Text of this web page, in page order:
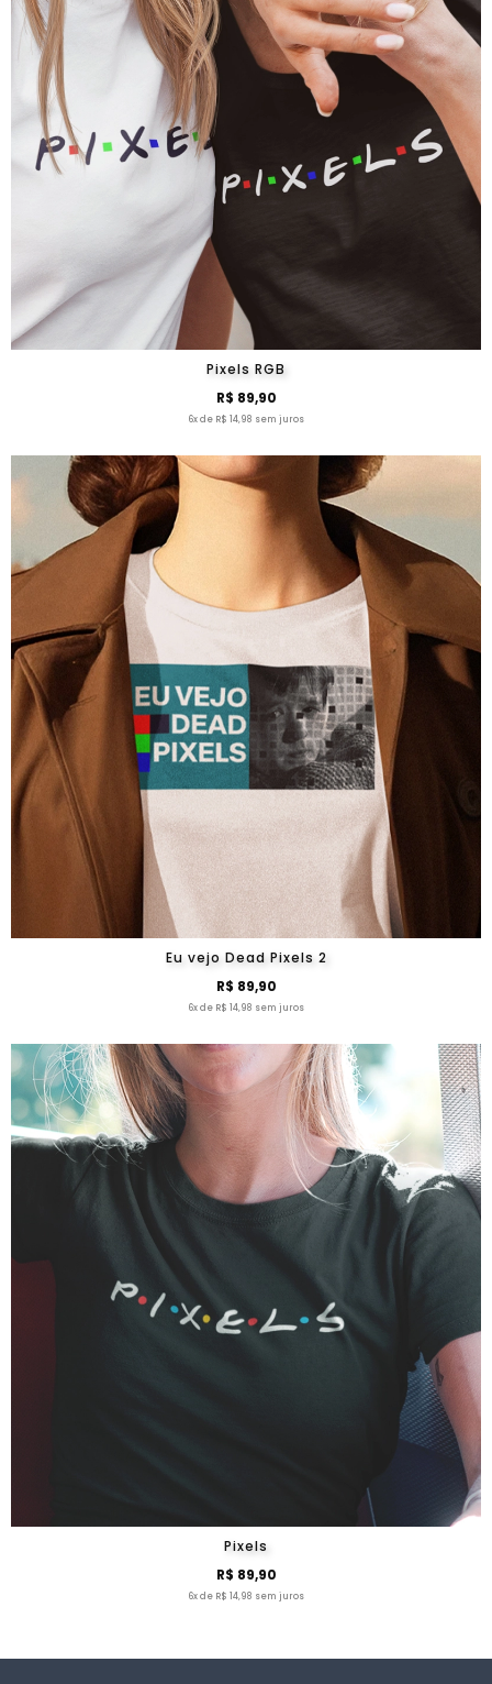
Pixels RGB
R$ 89,90
6x de R$ 14,98 sem juros
Eu vejo Dead Pixels 2
R$ 89,90
6x de R$ 14,98 sem juros
Pixels
R$ 89,90
6x de R$ 14,98 sem juros